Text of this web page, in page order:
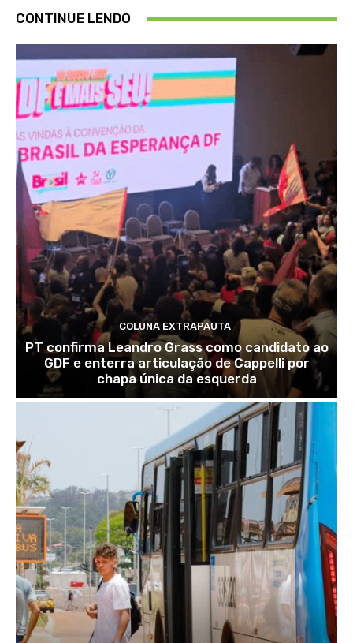
CONTINUE LENDO
COLUNA EXTRAPAUTA
PT confirma Leandro Grass como candidato ao
GDF e enterra articulação de Cappelli por
chapa única da esquerda